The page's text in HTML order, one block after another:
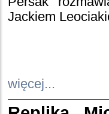
Jackiem
więcej...